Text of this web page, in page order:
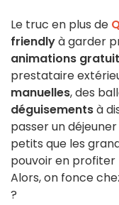
Le truc en plus de
friendlyà garder
animations
prestataire
manuelles, des
déguisementsà
passer un
petits que les
pouvoir en
Alors, on fonce
?